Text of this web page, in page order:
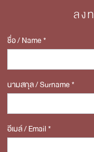
ลง
ชื่อ / Name *
นามสกุล / Surname *
อีเมล์ / Email *